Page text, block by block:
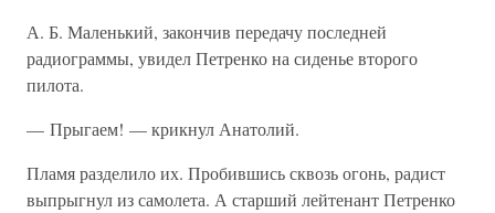
А. Б. Маленький, закончив передачу последней
радиограммы, увидел Петренко на сиденье второго
пилота.
— Прыгаем! — крикнул Анатолий.
Пламя разделило их. Пробившись сквозь огонь, радист
выпрыгнул из самолета. А старший лейтенант Петренко